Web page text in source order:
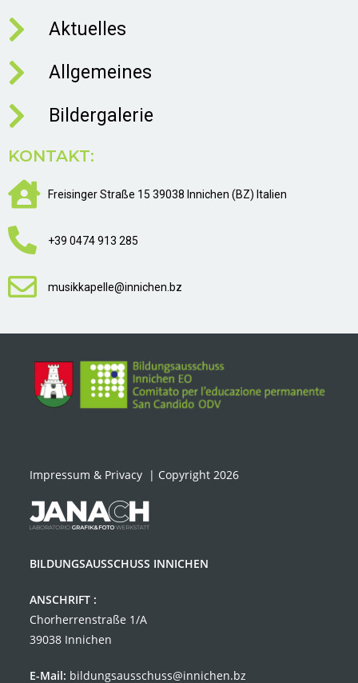
Aktuelles
Allgemeines
Bildergalerie
KONTAKT:
Freisinger Straße 15 39038 Innichen (BZ) Italien
+39 0474 913 285
musikkapelle@innichen.bz
Impressum & Privacy | Copyright 2026
BILDUNGSAUSSCHUSS INNICHEN
ANSCHRIFT :
Chorherrenstraße 1/A
39038 Innichen
E-Mail: bildungsausschuss@innichen.bz